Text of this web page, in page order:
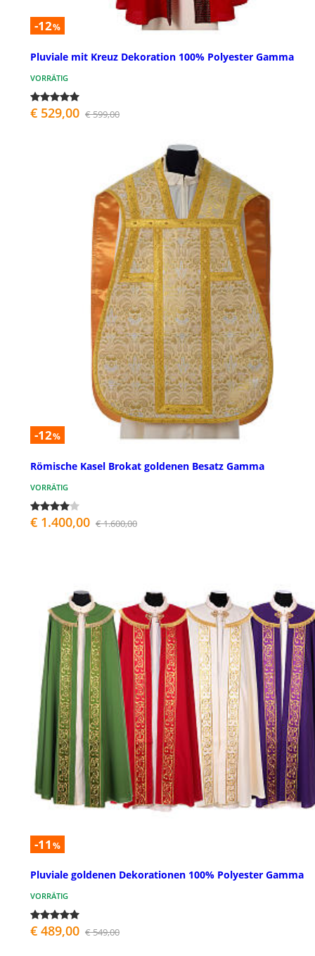
-12%
Pluviale mit Kreuz Dekoration 100% Polyester Gamma
VORRÄTIG
€ 529,00 € 599,00
-12%
Römische Kasel Brokat goldenen Besatz Gamma
VORRÄTIG
€ 1.400,00 € 1.600,00
-11 %
Pluviale goldenen Dekorationen 100% Polyester Gamma
VORRÄTIG
€ 489,00 € 549,00